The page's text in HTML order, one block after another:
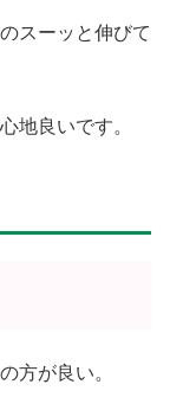
スーッと伸びて
地良いです。
方が良い。